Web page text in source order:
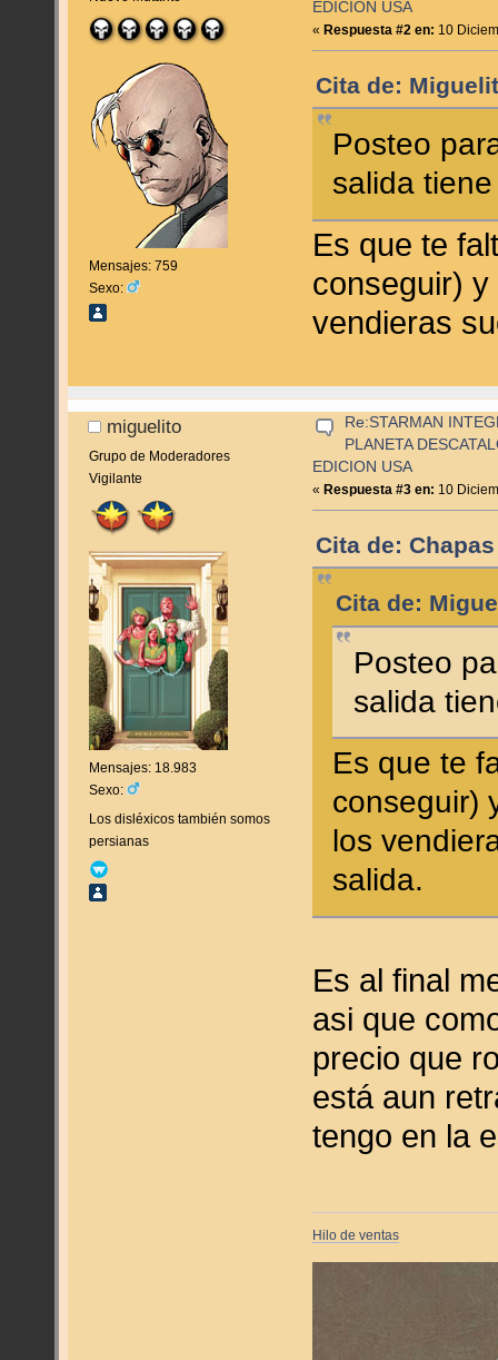
Mensajes: 759
Sexo:
EDICION USA
«Respuesta #2 en: 10
Cita de:
Posteo
salida
Es que te
conseguir)
vendieras
miguelito
Grupo de Moderadores
Vigilante
Mensajes: 18.983
Sexo:
Los disléxicos también somos
persianas
Re:STARMAN
PLANETA
EDICION USA
«Respuesta #3 en: 10
Cita de:
Cita de:
Posteo
salida
Es que te
conseguir)
los
salida.
Es al final
asi que
precio que
está aun
tengo en la
Hilo de ventas